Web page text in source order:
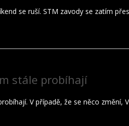
se ruší. STM zavody se zatím
stále probíhají
V případě, že se něco změní,